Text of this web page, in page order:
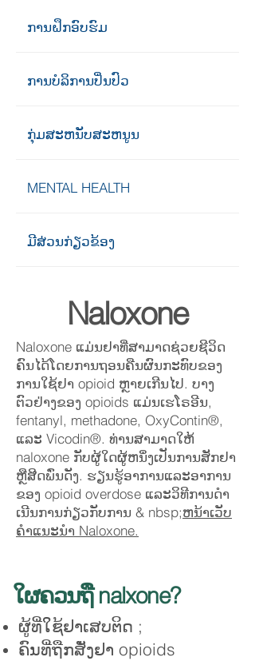
ການຝຶກອົບຮົມ
ການບໍລິການປິ່ນປົວ
ກຸ່ມສະຫນັບສະຫນູນ
MENTAL HEALTH
ມີ​ສ່ວນ​ກ່ຽວ​ຂ້ອງ
Naloxone
Naloxone ແມ່ນຢາທີ່ສາມາດຊ່ວຍຊີວິດ
ຄົນໄດ້ໂດຍການຖອນຄືນຜົນກະທົບຂອງ
ການໃຊ້ຢາ opioid ຫຼາຍເກີນໄປ. ບາງ
ຕົວຢ່າງຂອງ opioids ແມ່ນເຮໂຣອີນ,
fentanyl, methadone, OxyContin®,
ແລະ Vicodin®. ທ່ານ​ສາ​ມາດ​ໃຫ້
naloxone ກັບ​ຜູ້​ໃດ​ຜູ້​ຫນຶ່ງ​ເປັນ​ການ​ສັກ​ຢາ​
ຫຼື​ສີດ​ພົ່ນ​ດັງ. ຮຽນ​ຮູ້​ອາ​ການ​ແລະ​ອາ​ການ​
ຂອງ opioid overdose ແລະ​ວິ​ທີ​ການ​ດໍາ​
ເນີນ​ການ​ກ່ຽວ​ກັບ​ການ & nbsp​;ຫນ້າເວັບ
ຄໍາແນະນໍາ Naloxone.
ໃຜຄວນຖື nalxone?
ຜູ້​ທີ່​ໃຊ້​ຢາ​ເສບ​ຕິດ ​;
ຄົນທີ່ຖືກສັ່ງຢາ opioids